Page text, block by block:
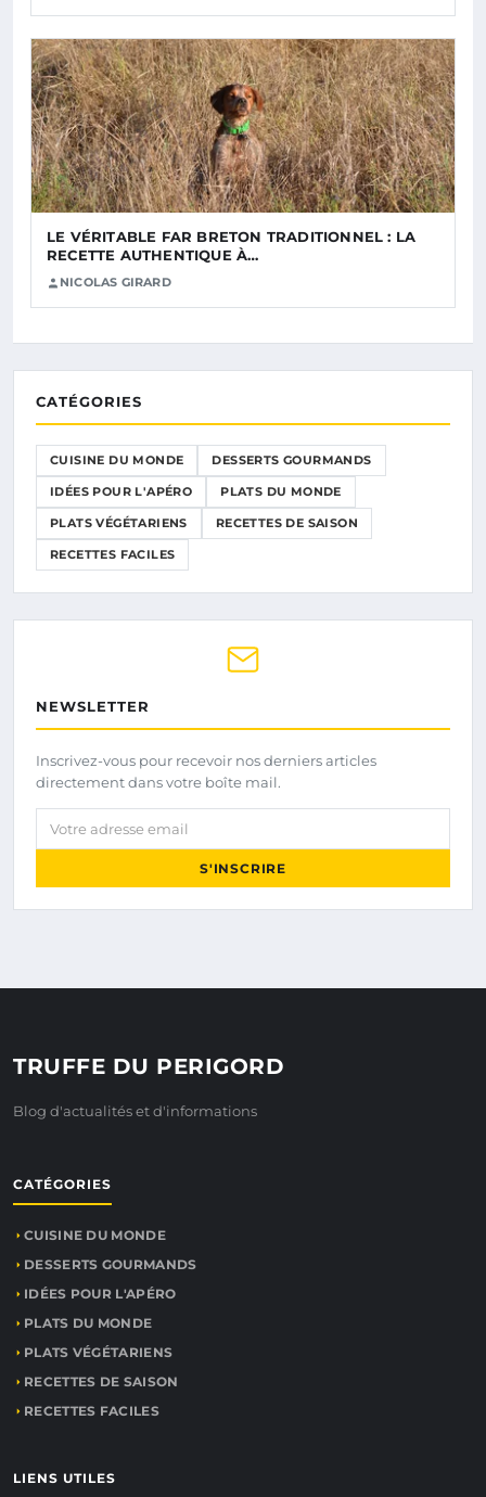
LE VÉRITABLE FAR BRETON TRADITIONNEL : LA
RECETTE AUTHENTIQUE À…
NICOLAS GIRARD
CATÉGORIES
CUISINE DU MONDE DESSERTS GOURMANDS
IDÉES POUR L'APÉRO PLATS DU MONDE
PLATS VÉGÉTARIENS RECETTES DE SAISON
RECETTES FACILES
NEWSLETTER
Inscrivez-vous pour recevoir nos derniers articles
directement dans votre boîte mail.
Votre adresse email
S'INSCRIRE
TRUFFE DU PERIGORD
Blog d'actualités et d'informations
CATÉGORIES
CUISINE DU MONDE
DESSERTS GOURMANDS
IDÉES POUR L'APÉRO
PLATS DU MONDE
PLATS VÉGÉTARIENS
RECETTES DE SAISON
RECETTES FACILES
LIENS UTILES